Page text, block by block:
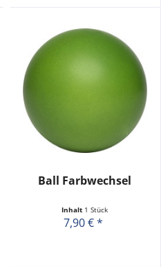
Ball Farbwechsel
Inhalt 1 Stück
7,90 € *